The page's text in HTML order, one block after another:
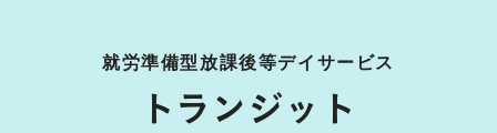
就労準備型放課後等デイサービス
トランジット